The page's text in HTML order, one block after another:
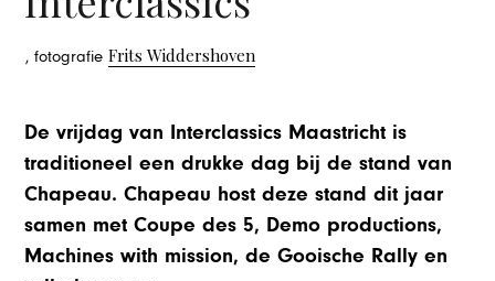
, fotografieFrits Widdershoven
De vrijdag van Interclassics Maastricht is
traditioneel een drukke dag bij de stand van
Chapeau. Chapeau host deze stand dit jaar
samen met Coupe des 5, Demo productions,
Machines with mission, de Gooische Rally en